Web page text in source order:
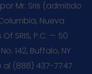
Mr. Sris (admitido
Nueva
SRIS, P.C. — 50
142, Buffalo, NY
al (888) 437-7747